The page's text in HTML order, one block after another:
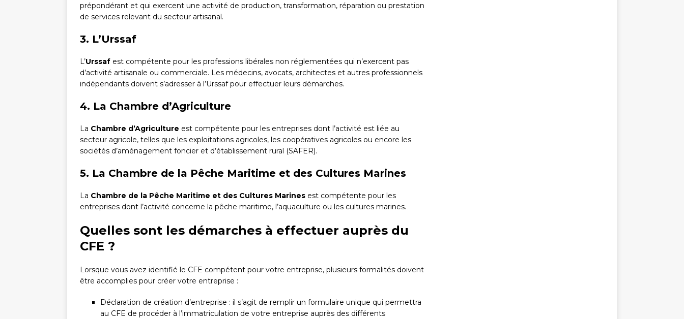
prépondérant et qui exercent une activité de production, transformation, réparation ou prestation
de services relevant du secteur artisanal.
3. L’Urssaf
L’Urssaf est compétente pour les professions libérales non réglementées qui n’exercent pas
d’activité artisanale ou commerciale. Les médecins, avocats, architectes et autres professionnels
indépendants doivent s’adresser à l’Urssaf pour effectuer leurs démarches.
4. La Chambre d’Agriculture
La Chambre d’Agriculture est compétente pour les entreprises dont l’activité est liée au
secteur agricole, telles que les exploitations agricoles, les coopératives agricoles ou encore les
sociétés d’aménagement foncier et d’établissement rural (SAFER).
5. La Chambre de la Pêche Maritime et des Cultures Marines
La Chambre de la Pêche Maritime et des Cultures Marines est compétente pour les
entreprises dont l’activité concerne la pêche maritime, l’aquaculture ou les cultures marines.
Quelles sont les démarches à effectuer auprès du
CFE ?
Lorsque vous avez identifié le CFE compétent pour votre entreprise, plusieurs formalités doivent
être accomplies pour créer votre entreprise :
Déclaration de création d’entreprise : il s’agit de remplir un formulaire unique qui permettra
au CFE de procéder à l’immatriculation de votre entreprise auprès des différents